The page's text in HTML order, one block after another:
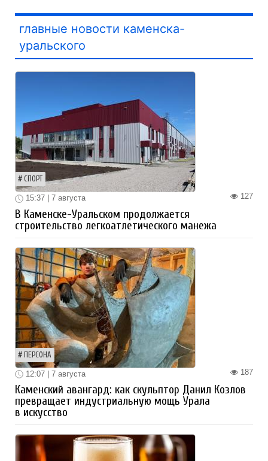
главные новости каменска-
уральского
СПОРТ
127
15:37 | 7 августа
В Каменске-Уральском продолжается
строительство легкоатлетического манежа
ПЕРСОНА
187
12:07 | 7 августа
Каменский авангард: как скульптор Данил Козлов
превращает индустриальную мощь Урала
в искусство